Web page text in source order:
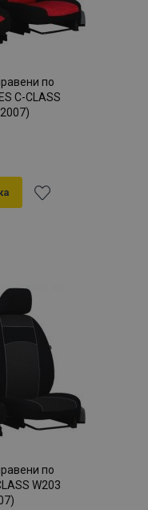
по
C-CLASS
Списък
желани
продукти
по
W203